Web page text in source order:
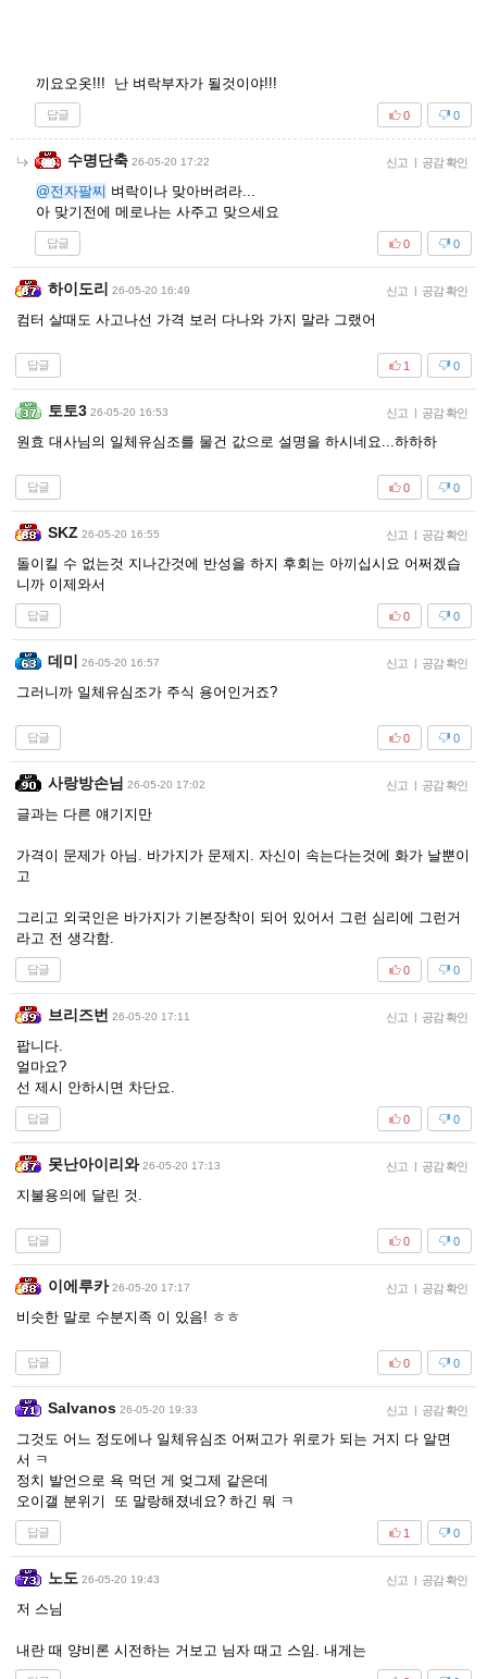
끼요오옷!!! 난 벼락부자가 될것이야!!!
답글 0
0
수명단축 26-05-20 17:22 신고 | 공감 확인
@전자팔찌 벼락이나 맞아버려라...
아 맞기전에 메로나는 사주고 맞으세요
답글 0
0
하이도리 26-05-20 16:49 신고 | 공감 확인
컴터 살때도 사고나선 가격 보러 다나와 가지 말라 그랬어
답글 0
1
토토3 26-05-20 16:53 신고 | 공감 확인
원효 대사님의 일체유심조를 물건 값으로 설명을 하시네요...하하하
답글 0
0
SKZ 26-05-20 16:55 신고 | 공감 확인
돌이킬 수 없는것 지나간것에 반성을 하지 후회는 아끼십시요 어쩌겠습
니까 이제와서
답글 0
0
데미 26-05-20 16:57 신고 | 공감 확인
그러니까 일체유심조가 주식 용어인거죠?
답글 0
0
사랑방손님 26-05-20 17:02 신고 | 공감 확인
글과는 다른 얘기지만
가격이 문제가 아님. 바가지가 문제지. 자신이 속는다는것에 화가 날뿐이
고
그리고 외국인은 바가지가 기본장착이 되어 있어서 그런 심리에 그런거
라고 전 생각함.
답글 0
0
브리즈번 26-05-20 17:11 신고 | 공감 확인
팝니다.
얼마요?
선 제시 안하시면 차단요.
답글 0
0
못난아이리와 26-05-20 17:13 신고 | 공감 확인
지불용의에 달린 것.
답글 0
0
이에루카 26-05-20 17:17 신고 | 공감 확인
비슷한 말로 수분지족 이 있음! ㅎㅎ
답글 0
0
Salvanos 26-05-20 19:33 신고 | 공감 확인
그것도 어느 정도에나 일체유심조 어쩌고가 위로가 되는 거지 다 알면
서 ㅋ
정치 발언으로 욕 먹던 게 엊그제 같은데
오이갤 분위기 또 말랑해졌네요? 하긴 뭐 ㅋ
답글 0
1
노도 26-05-20 19:43 신고 | 공감 확인
저 스님
내란 때 양비론 시전하는 거보고 님자 때고 스임. 내게는